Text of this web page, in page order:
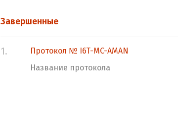
Завершенные
1.
Протокол № I6T-MC-AMAN
Название протокола